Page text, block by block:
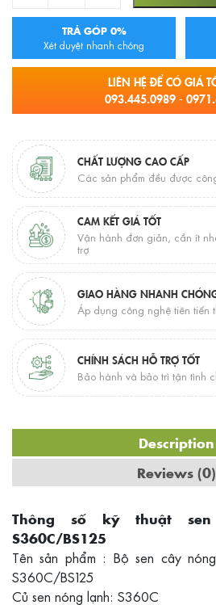
TRẢ GÓP 0%
Xét duyệt nhanh chóng
LIÊN HỆ ĐỂ CÓ GIÁ
093.445.0989 -
CHẤT LƯỢNG CAO CẤP
Các sản phẩm đều được
CAM KẾT GIÁ TỐT
Vận hành đơn giản, cần ít
trợ
GIAO HÀNG NHANH
Áp dụng công nghệ tiên tiến
CHÍNH SÁCH HỖ TRỢ TỐT
Bảo hành và bảo trì tận tình
Description
Reviews (0)
Thông số kỹ thuật
S360C/BS125
Tên sản phẩm : Bộ sen cây
S360C/BS125
Củ sen nóng lạnh: S360C